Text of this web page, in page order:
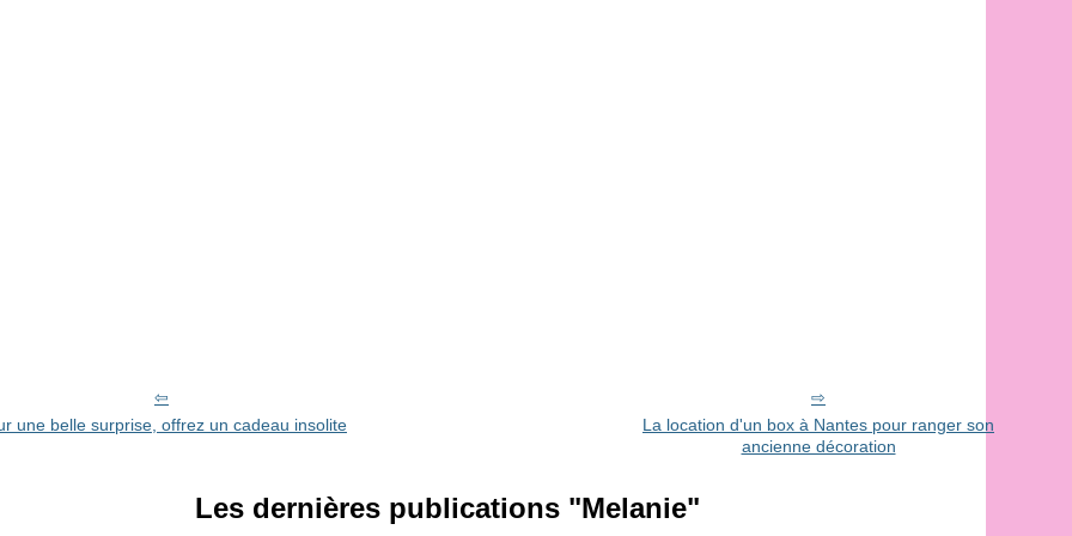
une belle surprise, offrez un cadeau insolite
La location d'un box à Nantes pour ranger son
ancienne décoration
Les dernières publications "Melanie"